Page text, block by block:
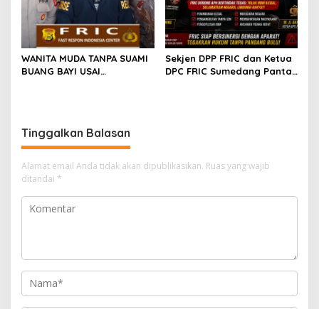
WANITA MUDA TANPA SUAMI
BUANG BAYI USAI
Sekjen DPP FRIC dan Ketua
DPC FRIC Sumedang Pantau
Tinggalkan Balasan
Alamat email Anda tidak akan dipublikasikan. Ruas yang wajib
ditandai *